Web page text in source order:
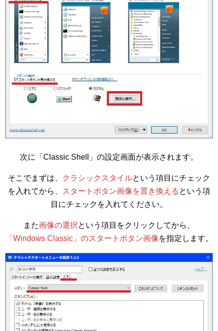
次に「Classic Shell」の設定画面が表示されます。
そこでまずは、 クラシックスタイルという項目にチェック
を入れてから、
スタートボタン画像を置き換える という項
目にチェックを入れてください。
また画像の選択という項目をクリックしてから、
「Windows Classic」のスタートボタン画像を指定します。